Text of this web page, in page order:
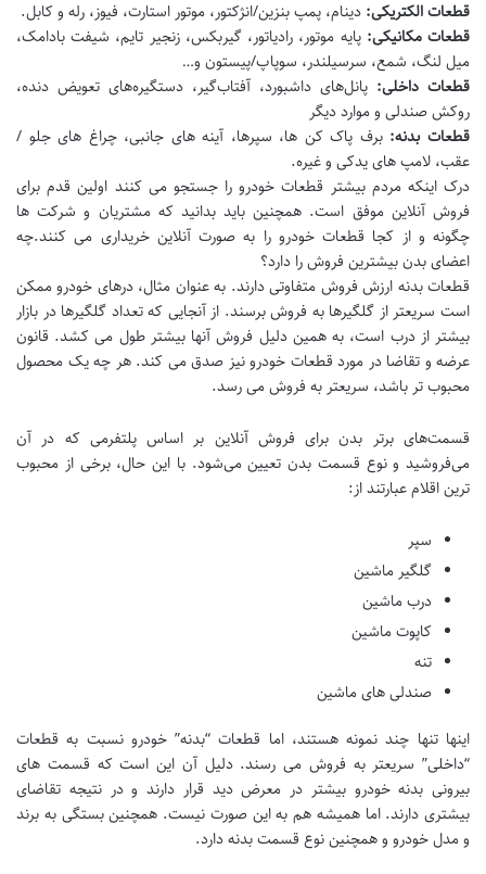
قطعات الکتریکی: دینام، پمپ بنزین/انژکتور، موتور استارت، فیوز، رله و کابل.
قطعات مکانیکی: پایه موتور، رادیاتور، گیربکس، زنجیر تایم، شیفت بادامک،
میل لنگ، شمع، سرسیلندر، سوپاپ/پیستون و…
قطعات داخلی: پانل‌های داشبورد، آفتاب‌گیر، دستگیره‌های تعویض دنده،
روکش صندلی و موارد دیگر
قطعات بدنه: برف پاک کن ها، سپرها، آینه های جانبی، چراغ های جلو /
عقب، لامپ های یدکی و غیره.
درک اینکه مردم بیشتر قطعات خودرو را جستجو می کنند اولین قدم برای
فروش آنلاین موفق است. همچنین باید بدانید که مشتریان و شرکت ها
چگونه و از کجا قطعات خودرو را به صورت آنلاین خریداری می کنند.چه
اعضای بدن بیشترین فروش را دارد؟
قطعات بدنه ارزش فروش متفاوتی دارند. به عنوان مثال، درهای خودرو ممکن
است سریعتر از گلگیرها به فروش برسند. از آنجایی که تعداد گلگیرها در بازار
بیشتر از درب است، به همین دلیل فروش آنها بیشتر طول می کشد. قانون
عرضه و تقاضا در مورد قطعات خودرو نیز صدق می کند. هر چه یک محصول
محبوب تر باشد، سریعتر به فروش می رسد.
قسمت‌های برتر بدن برای فروش آنلاین بر اساس پلتفرمی که در آن
می‌فروشید و نوع قسمت بدن تعیین می‌شود. با این حال، برخی از محبوب
ترین اقلام عبارتند از:
سپر
گلگیر ماشین
درب ماشین
کاپوت ماشین
تنه
صندلی های ماشین
اینها تنها چند نمونه هستند، اما قطعات “بدنه” خودرو نسبت به قطعات
“داخلی” سریعتر به فروش می رسند. دلیل آن این است که قسمت های
بیرونی بدنه خودرو بیشتر در معرض دید قرار دارند و در نتیجه تقاضای
بیشتری دارند. اما همیشه هم به این صورت نیست. همچنین بستگی به برند
و مدل خودرو و همچنین نوع قسمت بدنه دارد.